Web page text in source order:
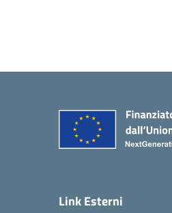
Link Esterni